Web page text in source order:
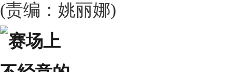
(责编：姚丽娜)